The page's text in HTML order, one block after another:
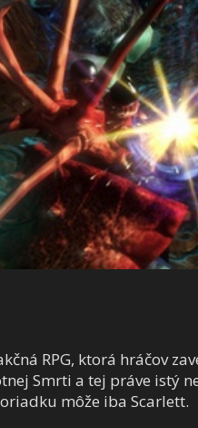
RPG, ktorá hráčov
Smrti a tej práve istý
môže iba Scarlett.